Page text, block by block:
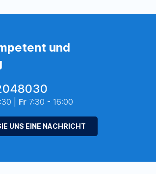
und
| Fr 7:30 - 16:00
UNS EINE NACHRICHT